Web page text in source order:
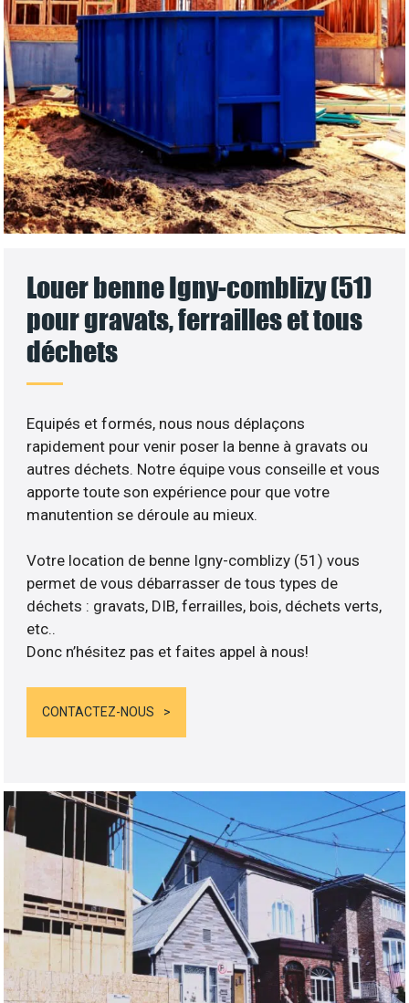
Louer benne Igny-comblizy (51)
pour gravats, ferrailles et tous
déchets
Equipés et formés, nous nous déplaçons
rapidement pour venir poser la benne à gravats ou
autres déchets. Notre équipe vous conseille et vous
apporte toute son expérience pour que votre
manutention se déroule au mieux.
Votre location de benne Igny-comblizy (51) vous
permet de vous débarrasser de tous types de
déchets : gravats, DIB, ferrailles, bois, déchets verts,
etc..
Donc n’hésitez pas et faites appel à nous!
CONTACTEZ-NOUS